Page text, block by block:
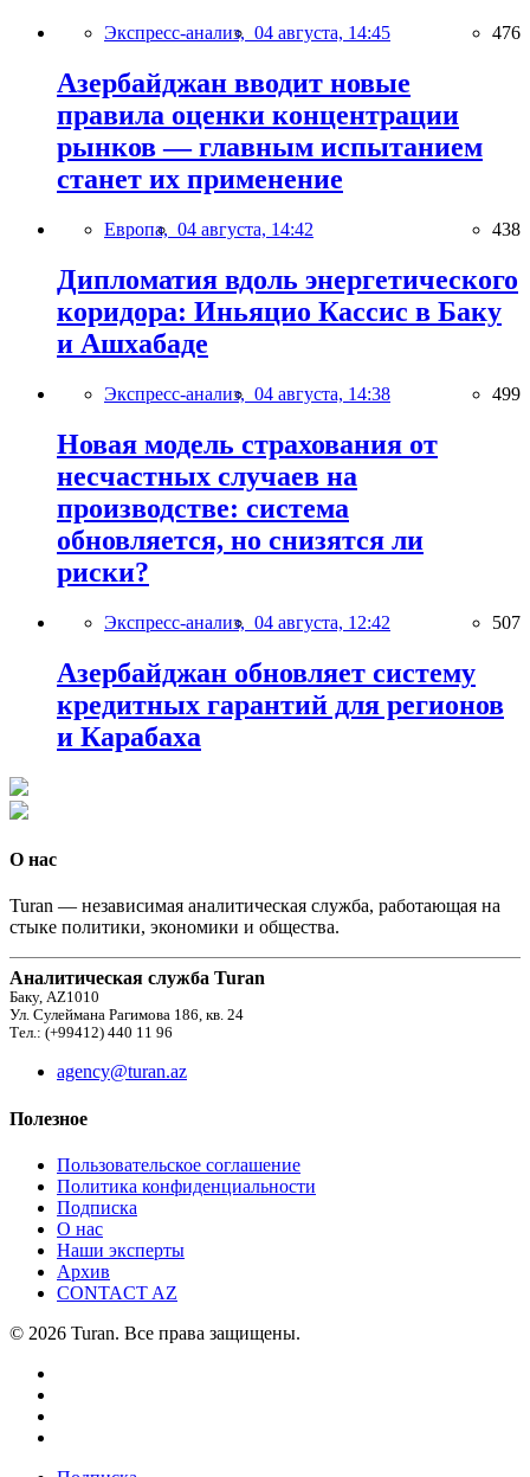
Экспресс-анализ, 04 августа, 14:45 476
Азербайджан вводит новые
правила оценки концентрации
рынков — главным испытанием
станет их применение
Европа, 04 августа, 14:42 438
Дипломатия вдоль энергетического
коридора: Иньяцио Кассис в Баку
и Ашхабаде
Экспресс-анализ, 04 августа, 14:38 499
Новая модель страхования от
несчастных случаев на
производстве: система
обновляется, но снизятся ли
риски?
Экспресс-анализ, 04 августа, 12:42 507
Азербайджан обновляет систему
кредитных гарантий для регионов
и Карабаха
О нас
Turan — независимая аналитическая служба, работающая на
стыке политики, экономики и общества.
Аналитическая служба Turan
Баку, AZ1010
Ул. Сулеймана Рагимова 186, кв. 24
Тел.: (+99412) 440 11 96
agency@turan.az
Полезное
Пользовательское соглашение
Политика конфиденциальности
Подписка
О нас
Наши эксперты
Архив
CONTACT AZ
© 2026 Turan. Все права защищены.